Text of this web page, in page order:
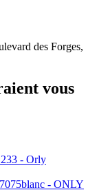
des Forges,
vous